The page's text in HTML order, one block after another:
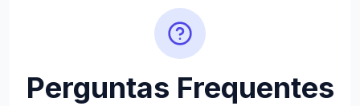
Perguntas Frequentes